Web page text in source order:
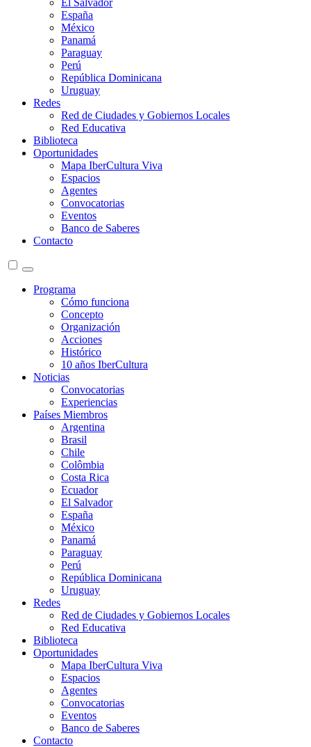
El Salvador
España
México
Panamá
Paraguay
Perú
República Dominicana
Uruguay
Redes
Red de Ciudades y Gobiernos Locales
Red Educativa
Biblioteca
Oportunidades
Mapa IberCultura Viva
Espacios
Agentes
Convocatorias
Eventos
Banco de Saberes
Contacto
Programa
Cómo funciona
Concepto
Organización
Acciones
Histórico
10 años IberCultura
Noticias
Convocatorias
Experiencias
Países Miembros
Argentina
Brasil
Chile
Colômbia
Costa Rica
Ecuador
El Salvador
España
México
Panamá
Paraguay
Perú
República Dominicana
Uruguay
Redes
Red de Ciudades y Gobiernos Locales
Red Educativa
Biblioteca
Oportunidades
Mapa IberCultura Viva
Espacios
Agentes
Convocatorias
Eventos
Banco de Saberes
Contacto